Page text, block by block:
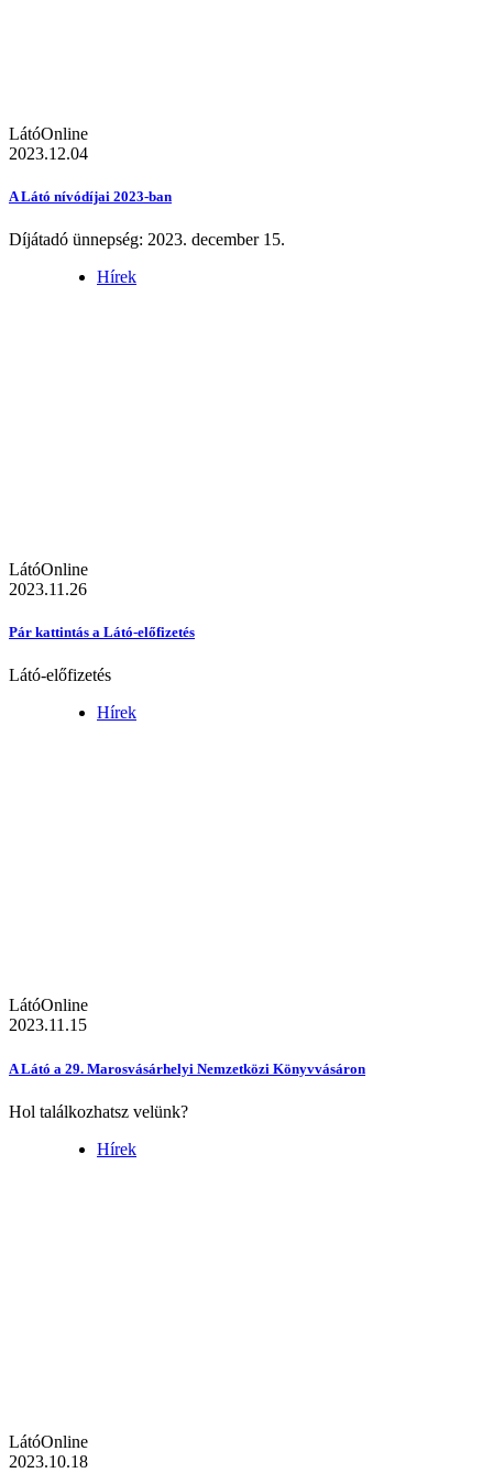
LátóOnline
2023.12.04
A Látó nívódíjai 2023-ban
Díjátadó ünnepség: 2023. december 15.
Hírek
LátóOnline
2023.11.26
Pár kattintás a Látó-előfizetés
Látó-előfizetés
Hírek
LátóOnline
2023.11.15
A Látó a 29. Marosvásárhelyi Nemzetközi Könyvvásáron
Hol találkozhatsz velünk?
Hírek
LátóOnline
2023.10.18